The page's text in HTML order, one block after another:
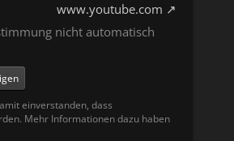
www.youtube.com
nicht automatisch
einverstanden, dass
Mehr Informationen dazu haben